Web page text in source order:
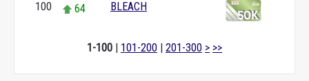
100 64 BLEACH
1-100 | 101-200 | 201-300 > >>